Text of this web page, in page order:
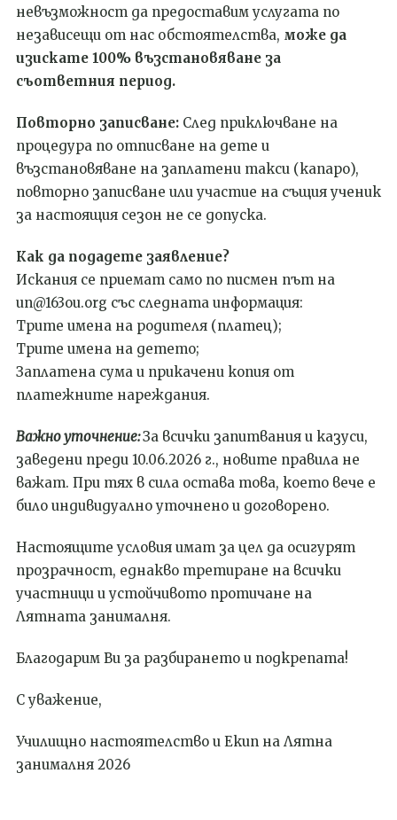
невъзможност да предоставим услугата по
независещи от нас обстоятелства, може да
изискате 100% възстановяване за
съответния период.
Повторно записване: След приключване на
процедура по отписване на дете и
възстановяване на заплатени такси (капаро),
повторно записване или участие на същия ученик
за настоящия сезон не се допуска.
Как да подадете заявление?
Искания се приемат само по писмен път на
un@163ou.org със следната информация:
Трите имена на родителя (платец);
Трите имена на детето;
Заплатена сума и прикачени копия от
платежните нареждания.
Важно уточнение:За всички запитвания и казуси,
заведени преди 10.06.2026 г., новите правила не
важат. При тях в сила остава това, което вече е
било индивидуално уточнено и договорено.
Настоящите условия имат за цел да осигурят
прозрачност, еднакво третиране на всички
участници и устойчивото протичане на
Лятната занималня.
Благодарим Ви за разбирането и подкрепата!
С уважение,
Училищно настоятелство и Екип на Лятна
занималня 2026